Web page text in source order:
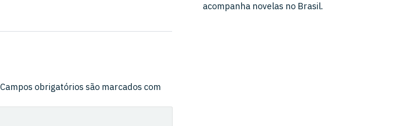
Campos obrigatórios são marcados com
acompanha novelas no Brasil.